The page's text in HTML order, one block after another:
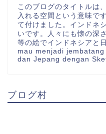
このブログのタイトルは
入れる空間という意味で
て付けました。インドネ
いです。人々にも懐の深
等の絵でインドネシアと
mau menjadi
dan Jepang dengan
ブログ村